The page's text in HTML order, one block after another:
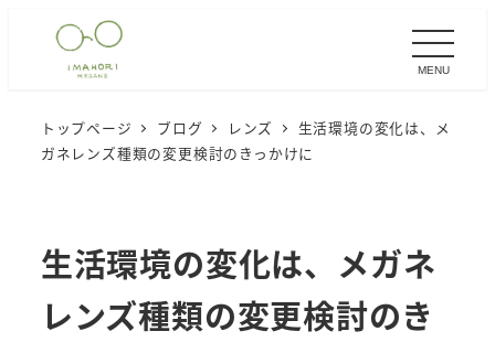
MENU
トップページ ブログ レンズ
生活環境の変化は、メ
ガネレンズ種類の変更検討のきっかけに
生活環境の変化は、メガネ
レンズ種類の変更検討のき